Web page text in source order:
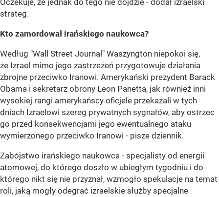
Oczekuje, że jednak do tego nie dojdzie - dodał izraelski
strateg.
Kto zamordował irańskiego naukowca?
Według "Wall Street Journal" Waszyngton niepokoi się,
że Izrael mimo jego zastrzeżeń przygotowuje działania
zbrojne przeciwko Iranowi. Amerykański prezydent Barack
Obama i sekretarz obrony Leon Panetta, jak również inni
wysokiej rangi amerykańscy oficjele przekazali w tych
dniach Izraelowi szereg prywatnych sygnałów, aby ostrzec
go przed konsekwencjami jego ewentualnego ataku
wymierzonego przeciwko Iranowi - pisze dziennik.
Zabójstwo irańskiego naukowca - specjalisty od energii
atomowej, do którego doszło w ubiegłym tygodniu i do
którego nikt się nie przyznał, wzmogło spekulacje na temat
roli, jaką mogły odegrać izraelskie służby specjalne